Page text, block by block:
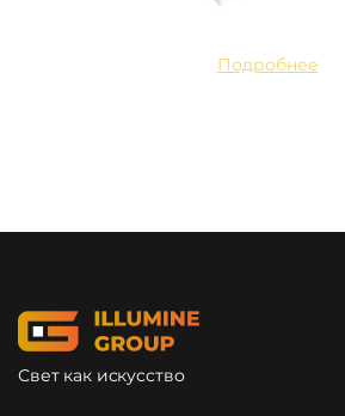
Подробнее
Свет как искусство